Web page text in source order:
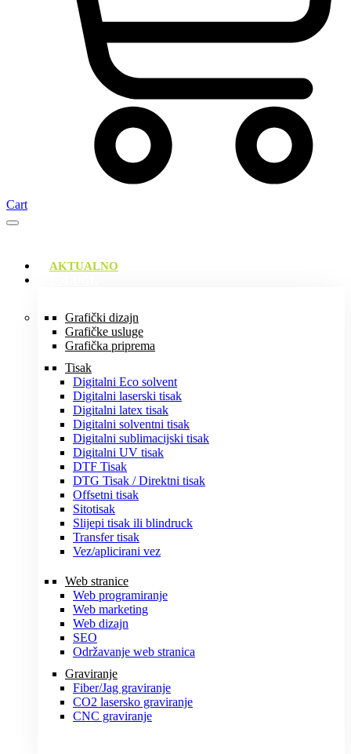
Cart
AKTUALNO
Grafički dizajn
Grafičke usluge
Grafička priprema
Tisak
Digitalni Eco solvent
Digitalni laserski tisak
Digitalni latex tisak
Digitalni solventni tisak
Digitalni sublimacijski tisak
Digitalni UV tisak
DTF Tisak
DTG Tisak / Direktni tisak
Offsetni tisak
Sitotisak
Slijepi tisak ili blindruck
Transfer tisak
Vez/aplicirani vez
Web stranice
Web programiranje
Web marketing
Web dizajn
SEO
Održavanje web stranica
Graviranje
Fiber/Jag graviranje
CO2 lasersko graviranje
CNC graviranje